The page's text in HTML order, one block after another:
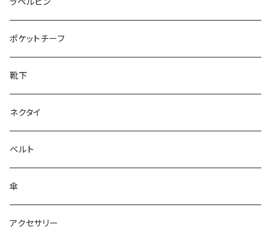
28cm～
ポケットチーフ
靴下
ネクタイ
ベルト
傘
アクセサリー